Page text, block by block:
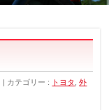
カテゴリー : トヨタ ,外